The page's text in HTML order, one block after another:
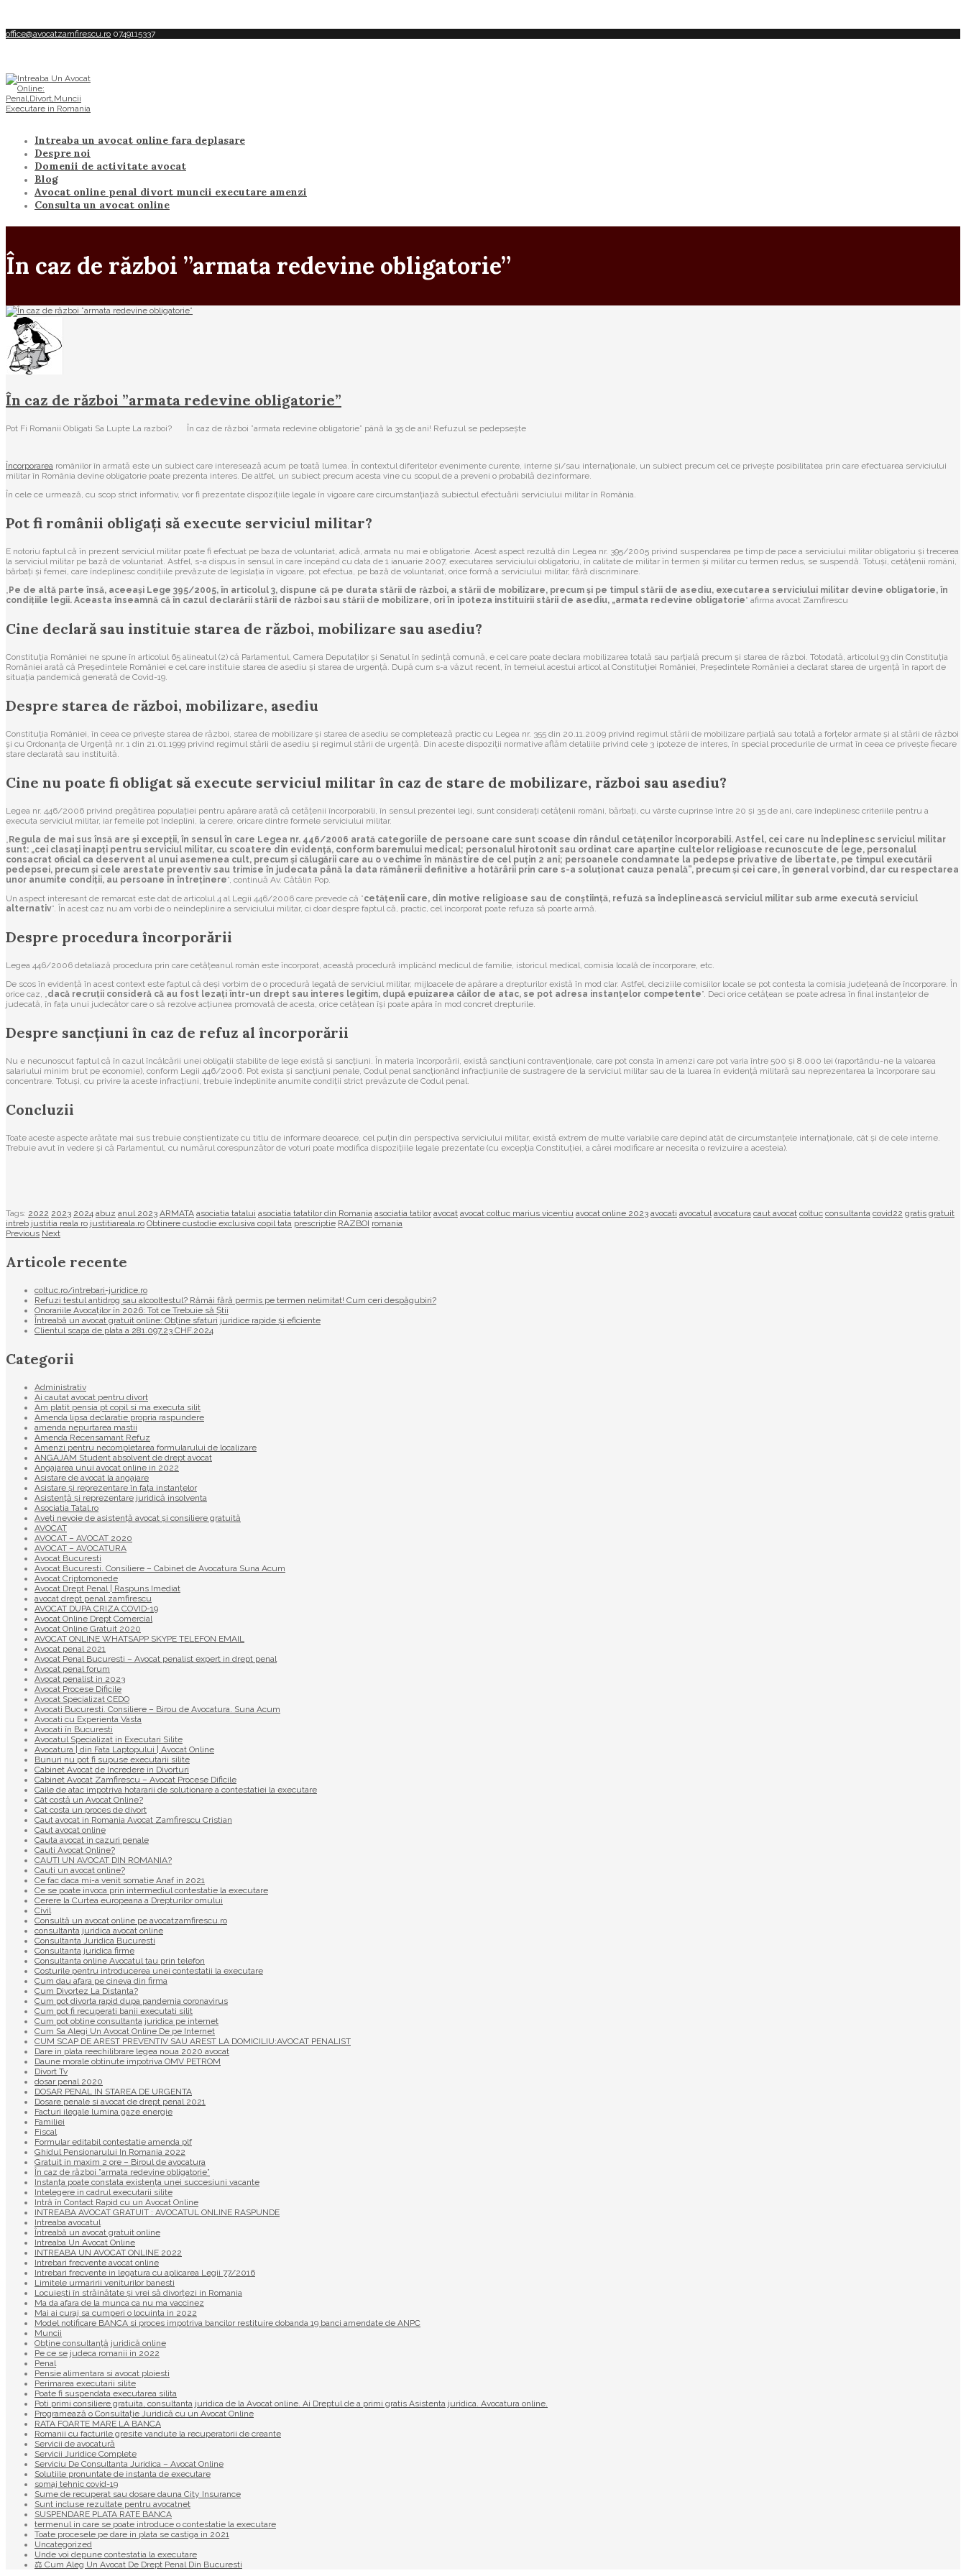
office@avocatzamfirescu.ro 0749115337
Intreaba un avocat online fara deplasare
Despre noi
Domenii de activitate avocat
Blog
Avocat online penal divort muncii executare amenzi
Consulta un avocat online
În caz de război ”armata redevine obligatorie”
În caz de război ”armata redevine obligatorie”
Pot Fi Romanii Obligati Sa Lupte La razboi? În caz de război ”armata redevine obligatorie” până la 35 de ani! Refuzul se pedepsește
Încorporarea românilor în armată este un subiect care interesează acum pe toată lumea. În contextul diferitelor evenimente curente, interne și/sau internaționale, un subiect precum cel ce privește posibilitatea prin care efectuarea serviciului
militar în România devine obligatorie poate prezenta interes. De altfel, un subiect precum acesta vine cu scopul de a preveni o probabilă dezinformare.
În cele ce urmează, cu scop strict informativ, vor fi prezentate dispozițiile legale în vigoare care circumstanțiază subiectul efectuării serviciului militar în România.
Pot fi românii obligați să execute serviciul militar?
E notoriu faptul că în prezent serviciul militar poate fi efectuat pe baza de voluntariat, adică, armata nu mai e obligatorie. Acest aspect rezultă din Legea nr. 395/2005 privind suspendarea pe timp de pace a serviciului militar obligatoriu și trecerea
la serviciul militar pe bază de voluntariat. Astfel, s-a dispus în sensul în care începând cu data de 1 ianuarie 2007, executarea serviciului obligatoriu, în calitate de militar în termen și militar cu termen redus, se suspendă. Totuși, cetățenii români,
bărbați și femei, care îndeplinesc condițiile prevăzute de legislația în vigoare, pot efectua, pe bază de voluntariat, orice formă a serviciului militar, fără discriminare.
„ Pe de altă parte însă, aceeași Lege 395/2005, în articolul 3, dispune că pe durata stării de război, a stării de mobilizare, precum și pe timpul stării de asediu, executarea serviciului militar devine obligatorie, în
condițiile legii. Aceasta înseamnă că în cazul declarării stării de război sau stării de mobilizare, ori în ipoteza instituirii stării de asediu, „armata redevine obligatorie” afirma avocat Zamfirescu
Cine declară sau instituie starea de război, mobilizare sau asediu?
Constituția României ne spune în articolul 65 alineatul (2) că Parlamentul, Camera Deputaților și Senatul în ședință comună, e cel care poate declara mobilizarea totală sau parțială precum și starea de război. Totodată, articolul 93 din Constituția
României arată că Președintele României e cel care instituie starea de asediu și starea de urgență. După cum s-a văzut recent, în temeiul acestui articol al Constituției României, Președintele României a declarat starea de urgență în raport de
situația pandemică generată de Covid-19.
Despre starea de război, mobilizare, asediu
Constituția României, în ceea ce privește starea de război, starea de mobilizare și starea de asediu se completează practic cu Legea nr. 355 din 20.11.2009 privind regimul stării de mobilizare parțială sau totală a forțelor armate și al stării de război
și cu Ordonanța de Urgență nr. 1 din 21.01.1999 privind regimul stării de asediu și regimul stării de urgență. Din aceste dispoziții normative aflăm detaliile privind cele 3 ipoteze de interes, în special procedurile de urmat în ceea ce privește fiecare
stare declarată sau instituită.
Cine nu poate fi obligat să execute serviciul militar în caz de stare de mobilizare, război sau asediu?
Legea nr. 446/2006 privind pregătirea populației pentru apărare arată că cetățenii încorporabili, în sensul prezentei legi, sunt considerați cetățenii români, bărbați, cu vârste cuprinse între 20 și 35 de ani, care îndeplinesc criteriile pentru a
executa serviciul militar, iar femeile pot îndeplini, la cerere, oricare dintre formele serviciului militar.
„ Regula de mai sus însă are și excepții, în sensul în care Legea nr. 446/2006 arată categoriile de persoane care sunt scoase din rândul cetățenilor încorporabili. Astfel, cei care nu îndeplinesc serviciul militar
sunt: „cei clasați inapți pentru serviciul militar, cu scoatere din evidență, conform baremului medical; personalul hirotonit sau ordinat care aparține cultelor religioase recunoscute de lege, personalul
consacrat oficial ca deservent al unui asemenea cult, precum și călugării care au o vechime în mănăstire de cel puțin 2 ani; persoanele condamnate la pedepse privative de libertate, pe timpul executării
pedepsei, precum și cele arestate preventiv sau trimise în judecata până la data rămânerii definitive a hotărârii prin care s-a soluționat cauza penală”, precum și cei care, în general vorbind, dar cu respectarea
unor anumite condiții, au persoane în întreținere”, continuă Av. Cătălin Pop.
Un aspect interesant de remarcat este dat de articolul 4 al Legii 446/2006 care prevede că ”cetățenii care, din motive religioase sau de conștiință, refuză sa îndeplinească serviciul militar sub arme execută serviciul
alternativ”. În acest caz nu am vorbi de o neîndeplinire a serviciului militar, ci doar despre faptul că, practic, cel încorporat poate refuza să poarte armă.
Despre procedura încorporării
Legea 446/2006 detaliază procedura prin care cetățeanul român este încorporat, această procedură implicând medicul de familie, istoricul medical, comisia locală de încorporare, etc.
De scos în evidență în acest context este faptul că deși vorbim de o procedură legată de serviciul militar, mijloacele de apărare a drepturilor există în mod clar. Astfel, deciziile comisiilor locale se pot contesta la comisia județeană de încorporare. În
orice caz, „dacă recruții consideră că au fost lezați într-un drept sau interes legitim, după epuizarea căilor de atac, se pot adresa instanțelor competente”. Deci orice cetățean se poate adresa în final instanțelor de
judecată, în fața unui judecător care o să rezolve acțiunea promovată de acesta, orice cetățean își poate apăra în mod concret drepturile.
Despre sancțiuni în caz de refuz al încorporării
Nu e necunoscut faptul că în cazul încălcării unei obligații stabilite de lege există și sancțiuni. În materia încorporării, există sancțiuni contravenționale, care pot consta în amenzi care pot varia între 500 și 8.000 lei (raportându-ne la valoarea
salariului minim brut pe economie), conform Legii 446/2006. Pot exista și sancțiuni penale, Codul penal sancționând infracțiunile de sustragere de la serviciul militar sau de la luarea în evidență militară sau neprezentarea la încorporare sau
concentrare. Totuși, cu privire la aceste infracțiuni, trebuie îndeplinite anumite condiții strict prevăzute de Codul penal.
Concluzii
Toate aceste aspecte arătate mai sus trebuie conștientizate cu titlu de informare deoarece, cel puțin din perspectiva serviciului militar, există extrem de multe variabile care depind atât de circumstanțele internaționale, cât și de cele interne.
Trebuie avut în vedere și că Parlamentul, cu numărul corespunzător de voturi poate modifica dispozițiile legale prezentate (cu excepția Constituției, a cărei modificare ar necesita o revizuire a acesteia).
Tags: 2022 2023 2024 abuz anul 2023 ARMATA asociatia tatalui asociatia tatatilor din Romania asociatia tatilor avocat avocat coltuc marius vicentiu avocat online 2023 avocati avocatul avocatura caut avocat coltuc consultanta covid22 gratis gratuit
intreb justitia reala ro justitiareala.ro Obtinere custodie exclusiva copil tata prescriptie RAZBOI romania
Previous Next
Articole recente
coltuc.ro/intrebari-juridice.ro
Refuzi testul antidrog sau alcooltestul? Rămâi fără permis pe termen nelimitat! Cum ceri despăgubiri?
Onorariile Avocaților în 2026: Tot ce Trebuie să Știi
Întreabă un avocat gratuit online: Obține sfaturi juridice rapide și eficiente
Clientul scapa de plata a 281.097,23 CHF.2024
Categorii
Administrativ
Ai cautat avocat pentru divort
Am platit pensia pt copil si ma executa silit
Amenda lipsa declaratie propria raspundere
amenda nepurtarea mastii
Amenda Recensamant Refuz
Amenzi pentru necompletarea formularului de localizare
ANGAJAM Student absolvent de drept avocat
Angajarea unui avocat online in 2022
Asistare de avocat la angajare
Asistare și reprezentare în fața instanțelor
Asistență și reprezentare juridică insolventa
Asociatia Tatal.ro
Aveţi nevoie de asistenţă avocat şi consiliere gratuită
AVOCAT
AVOCAT – AVOCAT 2020
AVOCAT – AVOCATURA
Avocat Bucuresti
Avocat Bucuresti. Consiliere – Cabinet de Avocatura Suna Acum
Avocat Criptomonede
Avocat Drept Penal | Raspuns Imediat
avocat drept penal zamfirescu
AVOCAT DUPA CRIZA COVID-19
Avocat Online Drept Comercial
Avocat Online Gratuit 2020
AVOCAT ONLINE WHATSAPP SKYPE TELEFON EMAIL
Avocat penal 2021
Avocat Penal Bucuresti – Avocat penalist expert in drept penal
Avocat penal forum
Avocat penalist in 2023
Avocat Procese Dificile
Avocat Specializat CEDO
Avocati Bucuresti. Consiliere – Birou de Avocatura. Suna Acum
Avocati cu Experienta Vasta
Avocati în Bucuresti
Avocatul Specializat in Executari Silite
Avocatura | din Fata Laptopului | Avocat Online
Bunuri nu pot fi supuse executarii silite
Cabinet Avocat de Incredere in Divorturi
Cabinet Avocat Zamfirescu – Avocat Procese Dificile
Caile de atac impotriva hotararii de solutionare a contestatiei la executare
Cât costă un Avocat Online?
Cat costa un proces de divort
Caut avocat in Romania Avocat Zamfirescu Cristian
Caut avocat online
Cauta avocat in cazuri penale
Cauti Avocat Online?
CAUTI UN AVOCAT DIN ROMANIA?
Cauti un avocat online?
Ce fac daca mi-a venit somatie Anaf in 2021
Ce se poate invoca prin intermediul contestatie la executare
Cerere la Curtea europeana a Drepturilor omului
Civil
Consultă un avocat online pe avocatzamfirescu.ro
consultanta juridica avocat online
Consultanta Juridica Bucuresti
Consultanta juridica firme
Consultanta online Avocatul tau prin telefon
Costurile pentru introducerea unei contestatii la executare
Cum dau afara pe cineva din firma
Cum Divortez La Distanta?
Cum pot divorta rapid dupa pandemia coronavirus
Cum pot fi recuperati banii executati silit
Cum pot obtine consultanta juridica pe internet
Cum Sa Alegi Un Avocat Online De pe Internet
CUM SCAP DE AREST PREVENTIV SAU AREST LA DOMICILIU:AVOCAT PENALIST
Dare in plata reechilibrare legea noua 2020 avocat
Daune morale obtinute impotriva OMV PETROM
Divort Tv
dosar penal 2020
DOSAR PENAL IN STAREA DE URGENTA
Dosare penale si avocat de drept penal 2021
Facturi ilegale lumina gaze energie
Familiei
Fiscal
Formular editabil contestatie amenda plf
Ghidul Pensionarului In Romania 2022
Gratuit in maxim 2 ore – Biroul de avocatura
În caz de război ”armata redevine obligatorie”
Instanța poate constata existenţa unei succesiuni vacante
Intelegere in cadrul executarii silite
Intră în Contact Rapid cu un Avocat Online
INTREABA AVOCAT GRATUIT : AVOCATUL ONLINE RASPUNDE
Intreaba avocatul
Întreabă un avocat gratuit online
Intreaba Un Avocat Online
INTREABA UN AVOCAT ONLINE 2022
Intrebari frecvente avocat online
Intrebari frecvente in legatura cu aplicarea Legii 77/2016
Limitele urmaririi veniturilor banesti
Locuiești în străinătate și vrei să divorțezi in Romania
Ma da afara de la munca ca nu ma vaccinez
Mai ai curaj sa cumperi o locuinta in 2022
Model notificare BANCA si proces impotriva bancilor restituire dobanda 19 banci amendate de ANPC
Muncii
Obține consultanță juridică online
Pe ce se judeca romanii in 2022
Penal
Pensie alimentara si avocat ploiesti
Perimarea executarii silite
Poate fi suspendata executarea silita
Poti primi consiliere gratuita, consultanta juridica de la Avocat online. Ai Dreptul de a primi gratis Asistenta juridica. Avocatura online.
Programează o Consultație Juridică cu un Avocat Online
RATA FOARTE MARE LA BANCA
Romanii cu facturile gresite vandute la recuperatorii de creante
Servicii de avocatură
Servicii Juridice Complete
Serviciu De Consultanta Juridica – Avocat Online
Solutiile pronuntate de instanta de executare
somaj tehnic covid-19
Sume de recuperat sau dosare dauna City Insurance
Sunt incluse rezultate pentru avocatnet
SUSPENDARE PLATA RATE BANCA
termenul in care se poate introduce o contestatie la executare
Toate procesele pe dare in plata se castiga in 2021
Uncategorized
Unde voi depune contestatia la executare
⚖ Cum Aleg Un Avocat De Drept Penal Din Bucuresti